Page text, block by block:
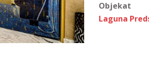
Objekat
Laguna